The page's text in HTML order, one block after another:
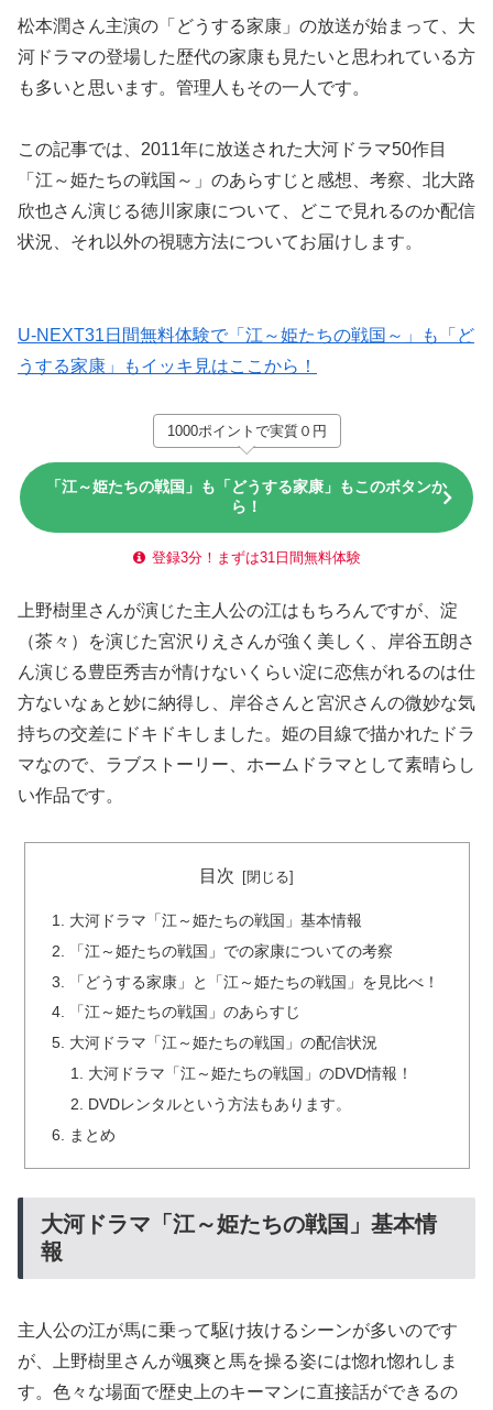
松本潤さん主演の「どうする家康」の放送が始まって、大
河ドラマの登場した歴代の家康も見たいと思われている方
も多いと思います。管理人もその一人です。
この記事では、2011年に放送された大河ドラマ50作目
「江～姫たちの戦国～」のあらすじと感想、考察、北大路
欣也さん演じる徳川家康について、どこで見れるのか配信
状況、それ以外の視聴方法についてお届けします。
U-NEXT31日間無料体験で「江～姫たちの戦国～」も「ど
うする家康」もイッキ見はここから！
1000ポイントで実質０円
「江～姫たちの戦国」も「どうする家康」もこのボタンか
ら！
登録3分！まずは31日間無料体験
上野樹里さんが演じた主人公の江はもちろんですが、淀
（茶々）を演じた宮沢りえさんが強く美しく、岸谷五朗さ
ん演じる豊臣秀吉が情けないくらい淀に恋焦がれるのは仕
方ないなぁと妙に納得し、岸谷さんと宮沢さんの微妙な気
持ちの交差にドキドキしました。姫の目線で描かれたドラ
マなので、ラブストーリー、ホームドラマとして素晴らし
い作品です。
目次
大河ドラマ「江～姫たちの戦国」基本情報
「江～姫たちの戦国」での家康についての考察
「どうする家康」と「江～姫たちの戦国」を見比べ！
「江～姫たちの戦国」のあらすじ
大河ドラマ「江～姫たちの戦国」の配信状況
大河ドラマ「江～姫たちの戦国」のDVD情報！
DVDレンタルという方法もあります。
まとめ
大河ドラマ「江～姫たちの戦国」基本情
報
主人公の江が馬に乗って駆け抜けるシーンが多いのです
が、上野樹里さんが颯爽と馬を操る姿には惚れ惚れしま
す。色々な場面で歴史上のキーマンに直接話ができるの